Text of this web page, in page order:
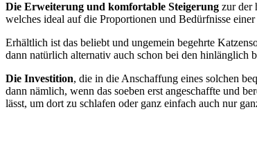
Die Erweiterung und komfortable Steigerung zur der
welches ideal auf die Proportionen und Bedürfnisse
Erhältlich ist das beliebt und ungemein begehrte
dann natürlich alternativ auch schon bei den hinlänglich
Die Investition, die in die Anschaffung eines solchen
dann nämlich, wenn das soeben erst angeschaffte und
lässt, um dort zu schlafen oder ganz einfach auch nur